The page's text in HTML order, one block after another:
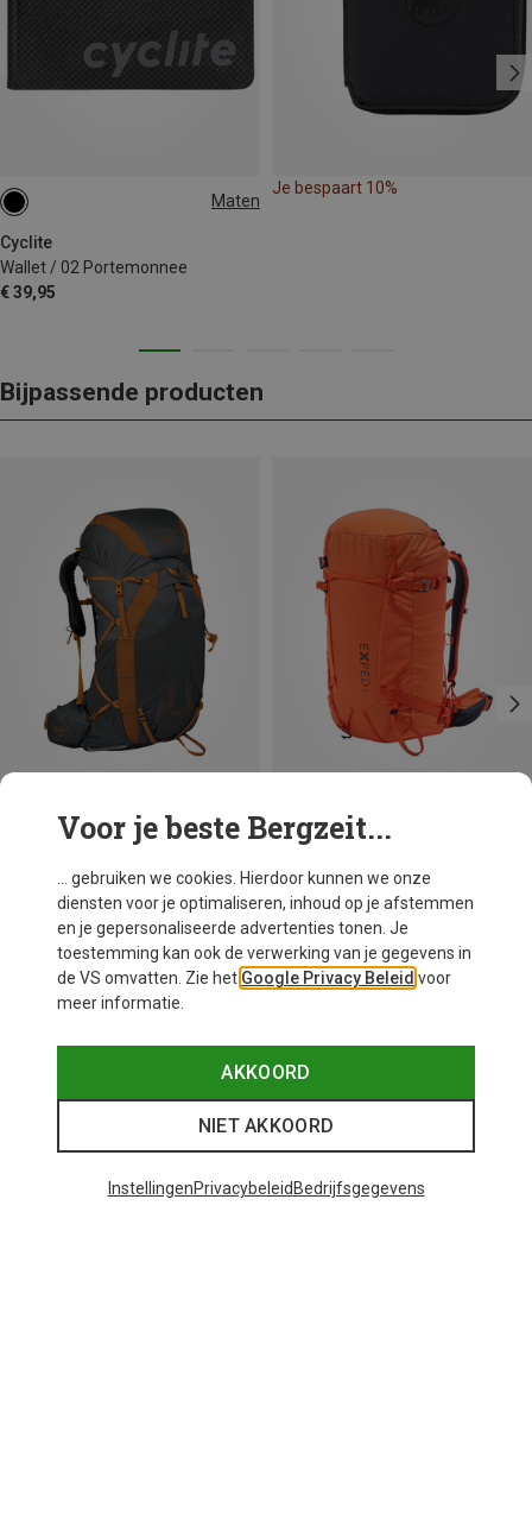
Maten
Cyclite
Wallet / 02 Portemonnee
€ 39,95
ONE SIZE
Je bespaart 10%
Bijpassende producten
Je bespaart tot 24% Je bespaart 18%
Voor je beste Bergzeit...
... gebruiken we cookies. Hierdoor kunnen we onze
diensten voor je optimaliseren, inhoud op je afstemmen
en je gepersonaliseerde advertenties tonen. Je
toestemming kan ook de verwerking van je gegevens in
de VS omvatten. Zie het Google Privacy Beleid voor
meer informatie.
AKKOORD
NIET AKKOORD
InstellingenPrivacybeleid Bedrijfsgegevens